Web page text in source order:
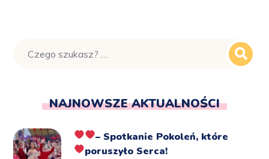
NAJNOWSZE AKTUALNOŚCI
– Spotkanie Pokoleń, które
poruszyło Serca!